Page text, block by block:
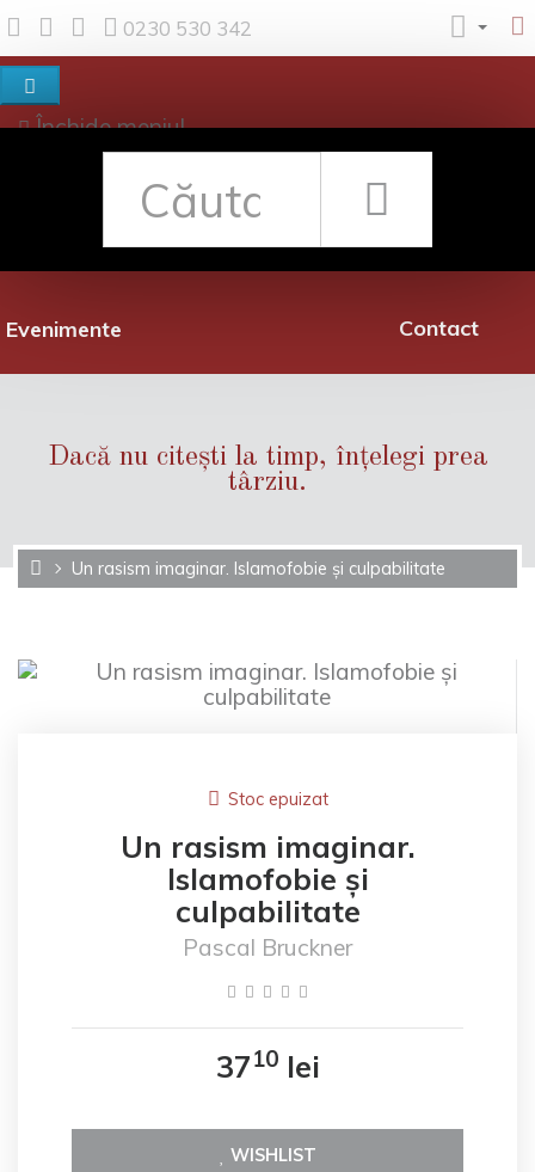
0230 530 342
Închide meniul
Evenimente
Rețea librării
Contact
Dacă nu citești la timp, înțelegi prea
târziu.
Un rasism imaginar. Islamofobie și culpabilitate
Stoc epuizat
Un rasism imaginar.
Islamofobie și
culpabilitate
Pascal Bruckner
3710lei
WISHLIST